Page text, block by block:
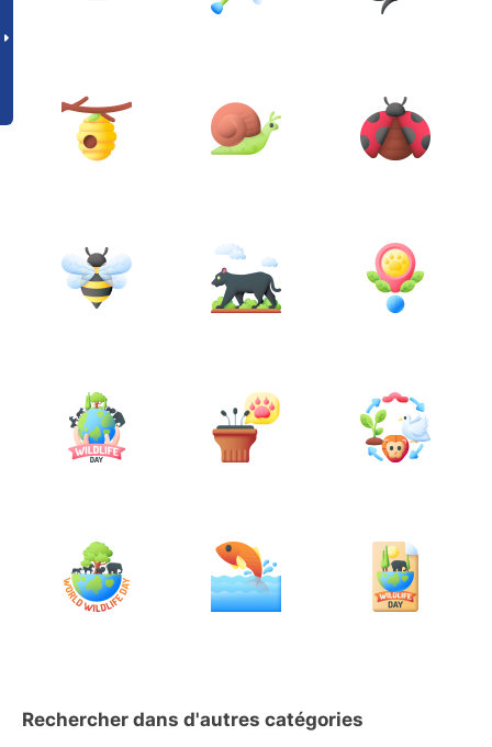
Rechercher dans d'autres catégories